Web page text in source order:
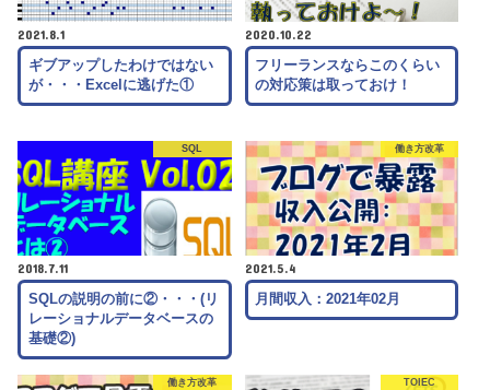
2021.8.1
ギブアップしたわけではない
が・・・Excelに逃げた①
2020.10.22
フリーランスならこのくらい
の対応策は取っておけ！
SQL
2018.7.11
SQLの説明の前に②・・・(リ
レーショナルデータベースの
基礎②)
働き方改革
2021.5.4
月間収入：2021年02月
働き方改革 TOIEC